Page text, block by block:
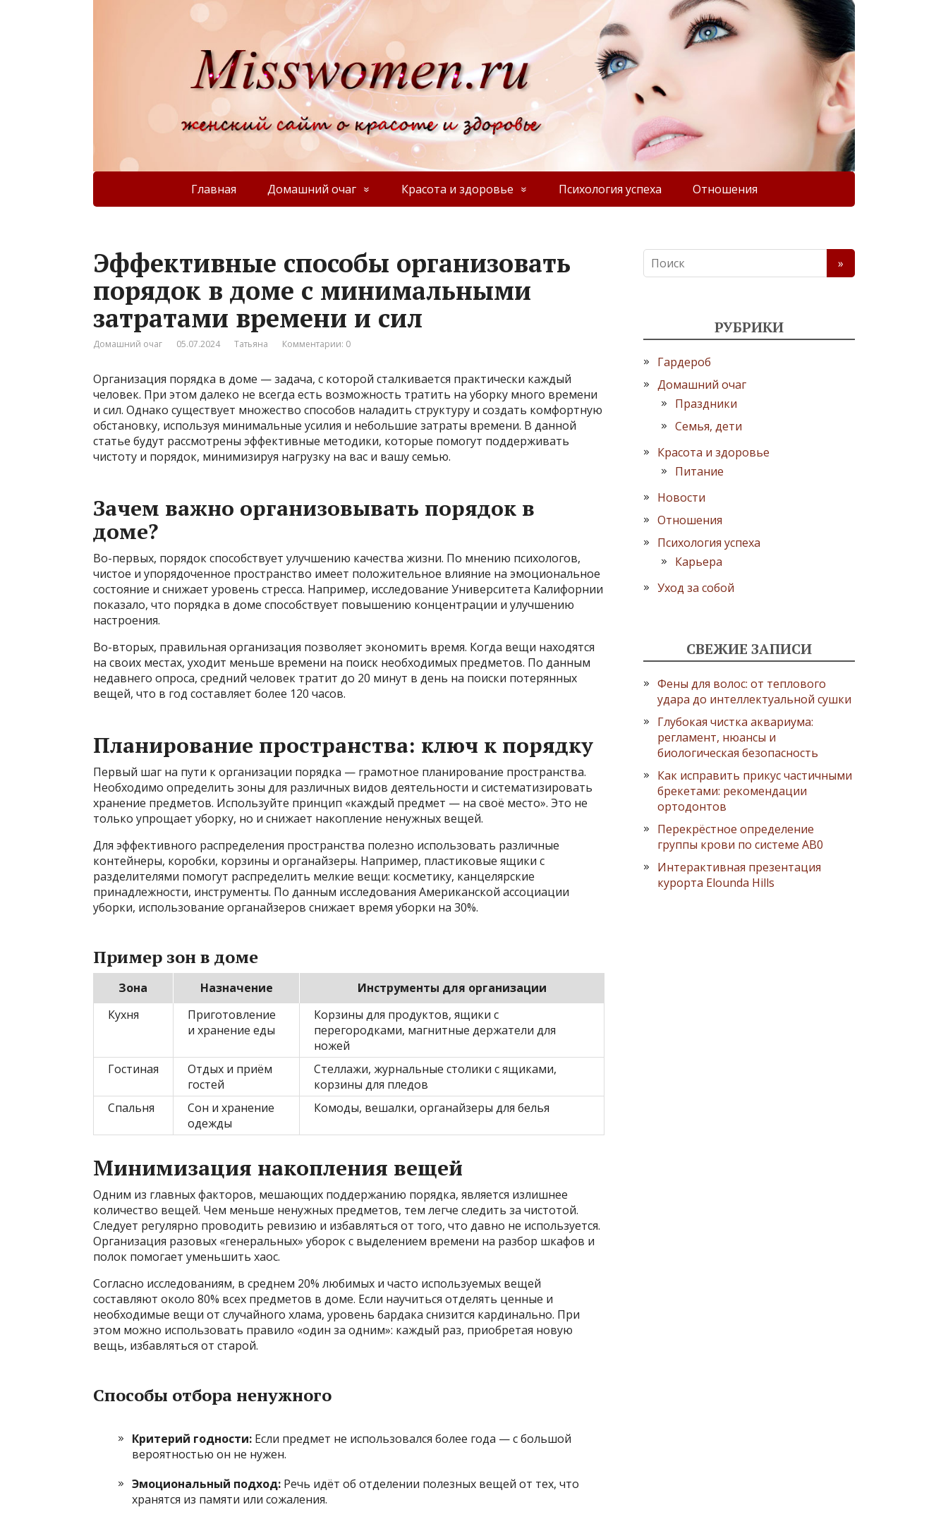
Главная Домашний очаг Красота и здоровье Психология успеха Отношения
Эффективные способы организовать
порядок в доме с минимальными
затратами времени и сил
Домашний очаг 05.07.2024 Татьяна Комментарии: 0
Организация порядка в доме — задача, с которой сталкивается практически каждый
человек. При этом далеко не всегда есть возможность тратить на уборку много времени
и сил. Однако существует множество способов наладить структуру и создать комфортную
обстановку, используя минимальные усилия и небольшие затраты времени. В данной
статье будут рассмотрены эффективные методики, которые помогут поддерживать
чистоту и порядок, минимизируя нагрузку на вас и вашу семью.
Зачем важно организовывать порядок в
доме?
Во-первых, порядок способствует улучшению качества жизни. По мнению психологов,
чистое и упорядоченное пространство имеет положительное влияние на эмоциональное
состояние и снижает уровень стресса. Например, исследование Университета Калифорнии
показало, что порядка в доме способствует повышению концентрации и улучшению
настроения.
Во-вторых, правильная организация позволяет экономить время. Когда вещи находятся
на своих местах, уходит меньше времени на поиск необходимых предметов. По данным
недавнего опроса, средний человек тратит до 20 минут в день на поиски потерянных
вещей, что в год составляет более 120 часов.
Планирование пространства: ключ к порядку
Первый шаг на пути к организации порядка — грамотное планирование пространства.
Необходимо определить зоны для различных видов деятельности и систематизировать
хранение предметов. Используйте принцип «каждый предмет — на своё место». Это не
только упрощает уборку, но и снижает накопление ненужных вещей.
Для эффективного распределения пространства полезно использовать различные
контейнеры, коробки, корзины и органайзеры. Например, пластиковые ящики с
разделителями помогут распределить мелкие вещи: косметику, канцелярские
принадлежности, инструменты. По данным исследования Американской ассоциации
уборки, использование органайзеров снижает время уборки на 30%.
Пример зон в доме
Зона Назначение
Инструменты для организации
Кухня
Приготовление
и хранение еды
Корзины для продуктов, ящики с
перегородками, магнитные держатели для
ножей
Гостиная
Отдых и приём
гостей
Стеллажи, журнальные столики с ящиками,
корзины для пледов
Спальня
Сон и хранение
одежды
Комоды, вешалки, органайзеры для белья
Минимизация накопления вещей
Одним из главных факторов, мешающих поддержанию порядка, является излишнее
количество вещей. Чем меньше ненужных предметов, тем легче следить за чистотой.
Следует регулярно проводить ревизию и избавляться от того, что давно не используется.
Организация разовых «генеральных» уборок с выделением времени на разбор шкафов и
полок помогает уменьшить хаос.
Согласно исследованиям, в среднем 20% любимых и часто используемых вещей
составляют около 80% всех предметов в доме. Если научиться отделять ценные и
необходимые вещи от случайного хлама, уровень бардака снизится кардинально. При
этом можно использовать правило «один за одним»: каждый раз, приобретая новую
вещь, избавляться от старой.
Способы отбора ненужного
Критерий годности: Если предмет не использовался более года — с большой
вероятностью он не нужен.
Эмоциональный подход: Речь идёт об отделении полезных вещей от тех, что
хранятся из памяти или сожаления.
РУБРИКИ
Гардероб
Домашний очаг
Праздники
Семья, дети
Красота и здоровье
Питание
Новости
Отношения
Психология успеха
Карьера
Уход за собой
СВЕЖИЕ ЗАПИСИ
Фены для волос: от теплового
удара до интеллектуальной сушки
Глубокая чистка аквариума:
регламент, нюансы и
биологическая безопасность
Как исправить прикус частичными
брекетами: рекомендации
ортодонтов
Перекрёстное определение
группы крови по системе AB0
Интерактивная презентация
курорта Elounda Hills